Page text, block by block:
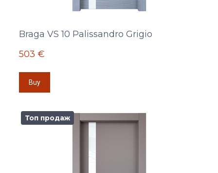
Braga VS 10 Palissandro Grigio
503 €
Buy
Топ продаж